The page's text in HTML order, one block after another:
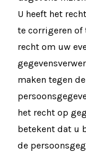
U heeft het
te corrigeren of
recht om uw
maken tegen
het recht op
betekent dat u
de